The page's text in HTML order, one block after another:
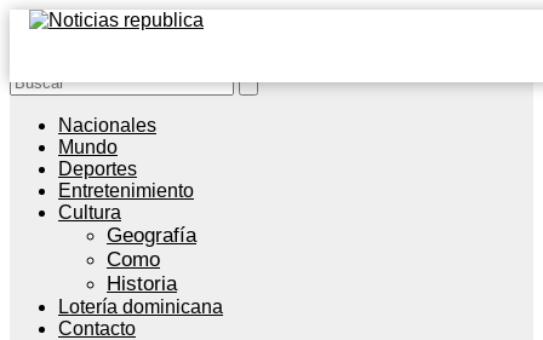
Nacionales
Mundo
Deportes
Entretenimiento
Cultura
Geografía
Como
Historia
Lotería dominicana
Contacto